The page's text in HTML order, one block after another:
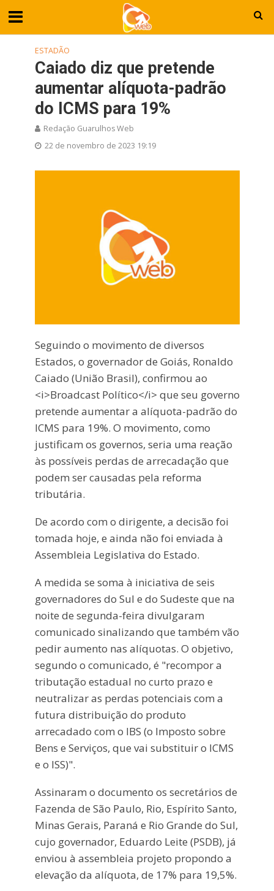
ESTADÃO
Caiado diz que pretende
aumentar alíquota-padrão
do ICMS para 19%
Redação Guarulhos Web
22 de novembro de 2023 19:19
Seguindo o movimento de diversos
Estados, o governador de Goiás, Ronaldo
Caiado (União Brasil), confirmou ao
<i>Broadcast Político</i> que seu governo
pretende aumentar a alíquota-padrão do
ICMS para 19%. O movimento, como
justificam os governos, seria uma reação
às possíveis perdas de arrecadação que
podem ser causadas pela reforma
tributária.
De acordo com o dirigente, a decisão foi
tomada hoje, e ainda não foi enviada à
Assembleia Legislativa do Estado.
A medida se soma à iniciativa de seis
governadores do Sul e do Sudeste que na
noite de segunda-feira divulgaram
comunicado sinalizando que também vão
pedir aumento nas alíquotas. O objetivo,
segundo o comunicado, é "recompor a
tributação estadual no curto prazo e
neutralizar as perdas potenciais com a
futura distribuição do produto
arrecadado com o IBS (o Imposto sobre
Bens e Serviços, que vai substituir o ICMS
e o ISS)".
Assinaram o documento os secretários de
Fazenda de São Paulo, Rio, Espírito Santo,
Minas Gerais, Paraná e Rio Grande do Sul,
cujo governador, Eduardo Leite (PSDB), já
enviou à assembleia projeto propondo a
elevação da alíquota, de 17% para 19,5%.